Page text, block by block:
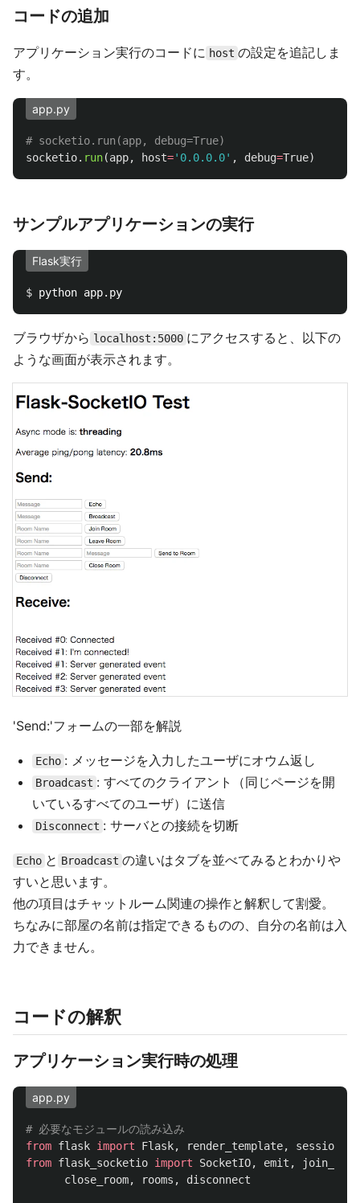
コードの追加
アプリケーション実行のコードに host の設定を追記しま
す。
app.py
socketio. run(app, host=' 0.0.0.0' , debug=True)
サンプルアプリケーションの実行
Flask実行
$
ブラウザから localhost:5000 にアクセスすると、以下の
ような画面が表示されます。
'Send:'フォームの一部を解説
Echo : メッセージを入力したユーザにオウム返し
Broadcast : すべてのクライアント（同じページを開
いているすべてのユーザ）に送信
Disconnect : サーバとの接続を切断
Echo と Broadcast の違いはタブを並べてみるとわかりや
すいと思います。
他の項目はチャットルーム関連の操作と解釈して割愛。
ちなみに部屋の名前は指定できるものの、自分の名前は入
力できません。
コードの解釈
アプリケーション実行時の処理
app.py
from flask import Flask, render_template, session
from flask_socketio import SocketIO, emit ,
join_room
close_room, rooms , disconnect